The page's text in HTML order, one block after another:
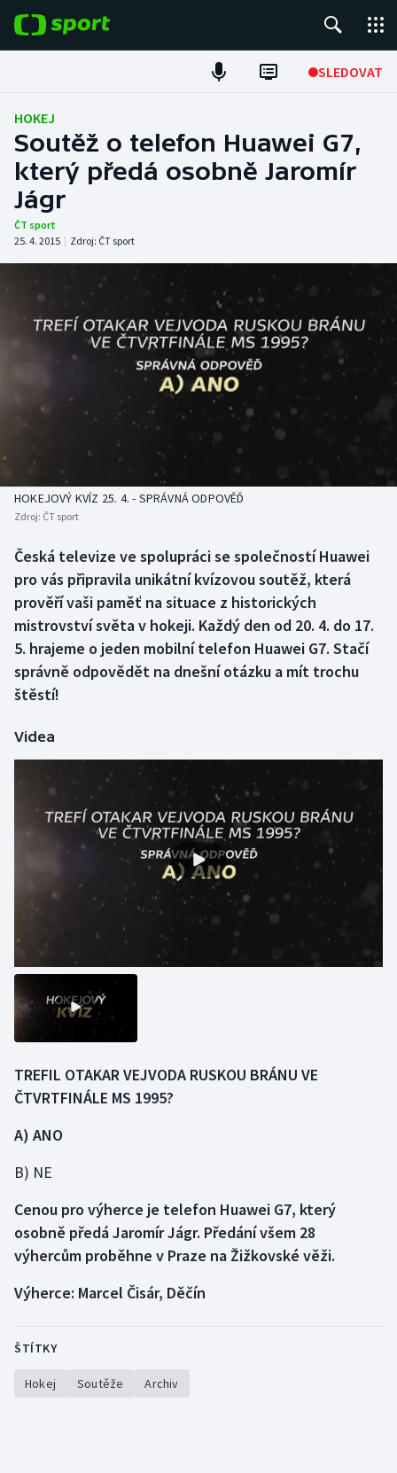
SLEDOVAT
Fotbal
Hokej
Tenis
Atletika
Cyklistika
DALŠÍ SPORTY
Americký fotbal
Baseball a softbal
Basketbal
Biatlon
Box
Curling
Dostihy
Golf
Gymnastika
Judo
Krasobruslení
Lezení
Lyže a snowboard
Moderní pětiboj
Motorsport
Olympijské hry
Parasport
Plavání
Plážový volejbal
Ragby
NEPŘEHLÉDNĚTE
Soutěže
Historické návraty
Aplikace ČT sport
HOKEJ
Soutěž o telefon Huawei G7,
který předá osobně Jaromír
Jágr
ČT sport
25. 4. 2015 | Zdroj: ČT sport
HOKEJOVÝ KVÍZ 25. 4. - SPRÁVNÁ ODPOVĚĎ
Zdroj: ČT sport
Česká televize ve spolupráci se společností Huawei
pro vás připravila unikátní kvízovou soutěž, která
prověří vaši paměť na situace z historických
mistrovství světa v hokeji. Každý den od 20. 4. do 17.
5. hrajeme o jeden mobilní telefon Huawei G7. Stačí
správně odpovědět na dnešní otázku a mít trochu
štěstí!
Videa
TREFIL OTAKAR VEJVODA RUSKOU BRÁNU VE
ČTVRTFINÁLE MS 1995?
A) ANO
B) NE
Cenou pro výherce je telefon Huawei G7, který
osobně předá Jaromír Jágr. Předání všem 28
výhercům proběhne v Praze na Žižkovské věži.
Výherce: Marcel Čisár, Děčín
ŠTÍTKY
Hokej Soutěže Archiv